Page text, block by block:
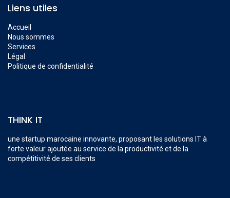
Liens utiles
Accueil
Nous sommes
Services
Légal
Politique de confidentialité
THINK IT
une startup marocaine innovante, proposant les solutions IT à
forte valeur ajoutée au service de la productivité et de la
compétitivité de ses clients